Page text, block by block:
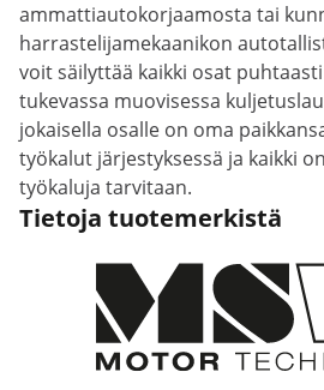
ammattiautokorjaamosta tai
harrastelijamekaanikon
voit säilyttää kaikki osat
tukevassa muovisessa
jokaisella osalle on oma
työkalut järjestyksessä ja kaikki
työkaluja tarvitaan.
Tietoja tuotemerkistä